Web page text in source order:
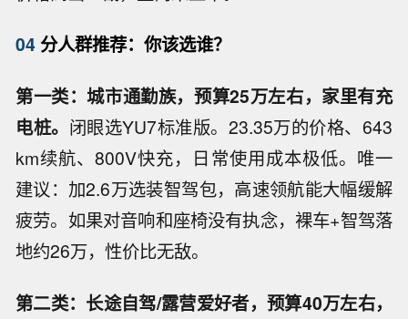
04 分人群推荐：你该选谁？
第一类：城市通勤族，预算25万左右，家里有充
电桩。 闭眼选YU7标准版。23.35万的价格、643
km续航、800V快充，日常使用成本极低。唯一
建议：加2.6万选装智驾包，高速领航能大幅缓解
疲劳。如果对音响和座椅没有执念，裸车+智驾落
地约26万，性价比无敌。
第二类：长途自驾/露营爱好者，预算40万左右，